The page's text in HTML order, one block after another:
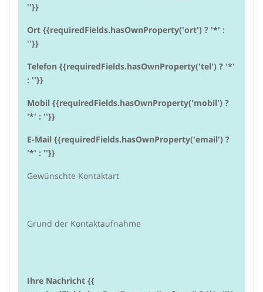
''}}
Ort {{requiredFields.hasOwnProperty('ort') ? '*' :
''}}
Telefon {{requiredFields.hasOwnProperty('tel') ? '*'
: ''}}
Mobil {{requiredFields.hasOwnProperty('mobil') ?
'*' : ''}}
E-Mail {{requiredFields.hasOwnProperty('email') ?
'*' : ''}}
Gewünschte Kontaktart
Grund der Kontaktaufnahme
Ihre Nachricht {{